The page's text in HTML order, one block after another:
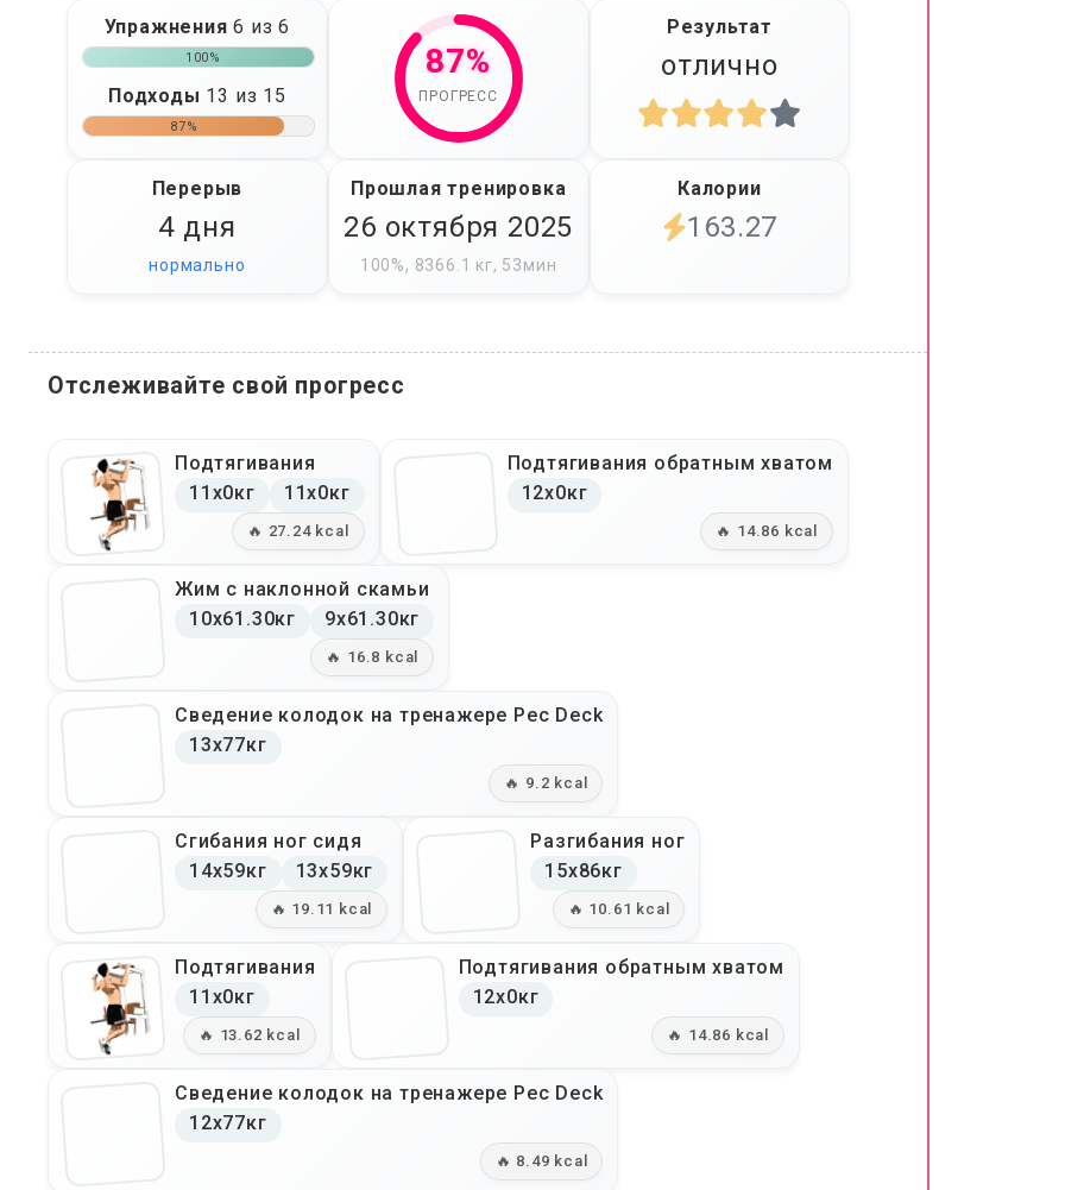
Упражнения6 из 6
100%
Подходы 13 из 15
87%
87%
ПРОГРЕСС
Результат
отлично
Перерыв
4 дня
нормально
Прошлая тренировка
26 октября 2025
100%, 8366.1 кг, 53мин
Калории
163.27
Отслеживайте свой прогресс
Подтягивания
11x0кг
11x0кг
🔥 27.24 kcal
Подтягивания обратным хватом
12x0кг
🔥 14.86 kcal
Жим с наклонной скамьи
10x61.30кг
9x61.30кг
🔥 16.8 kcal
Сведение колодок на тренажере Pec Deck
13x77кг
🔥 9.2 kcal
Сгибания ног сидя
14x59кг
13x59кг
🔥 19.11 kcal
Разгибания ног
15x86кг
🔥 10.61 kcal
Подтягивания
11x0кг
🔥 13.62 kcal
Подтягивания обратным хватом
12x0кг
🔥 14.86 kcal
Сведение колодок на тренажере Pec Deck
12x77кг
🔥 8.49 kcal